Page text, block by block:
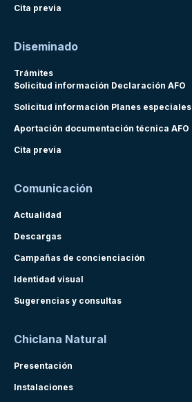
Cita previa
Diseminado
Trámites
Solicitud información Declaración AFO
Solicitud información Planes especiales
Aportación documentación técnica AFO
Cita previa
Comunicación
Actualidad
Descargas
Campañas de concienciación
Identidad visual
Sugerencias y consultas
Chiclana Natural
Presentación
Instalaciones